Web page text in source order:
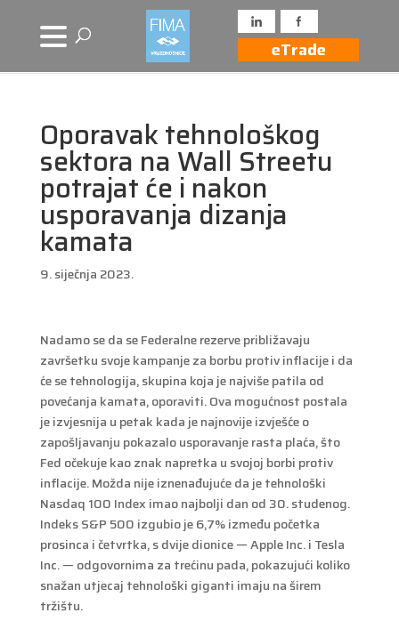
eTrade
Oporavak tehnološkog
sektora na Wall Streetu
potrajat će i nakon
usporavanja dizanja
kamata
9. siječnja 2023.
Nadamo se da se Federalne rezerve približavaju
završetku svoje kampanje za borbu protiv inflacije i da
će se tehnologija, skupina koja je najviše patila od
povećanja kamata, oporaviti. Ova mogućnost postala
je izvjesnija u petak kada je najnovije izvješće o
zapošljavanju pokazalo usporavanje rasta plaća, što
Fed očekuje kao znak napretka u svojoj borbi protiv
inflacije. Možda nije iznenađujuće da je tehnološki
Nasdaq 100 Index imao najbolji dan od 30. studenog.
Indeks S&P 500 izgubio je 6,7% između početka
prosinca i četvrtka, s dvije dionice — Apple Inc. i Tesla
Inc. — odgovornima za trećinu pada, pokazujući koliko
snažan utjecaj tehnološki giganti imaju na širem
tržištu.